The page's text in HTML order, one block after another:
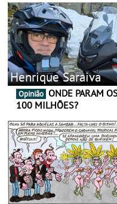
Henrique Saraiva
Opinião
100 MILHÕES?